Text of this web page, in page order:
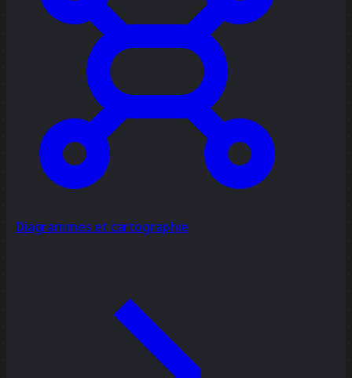
Diagrammes et cartographie